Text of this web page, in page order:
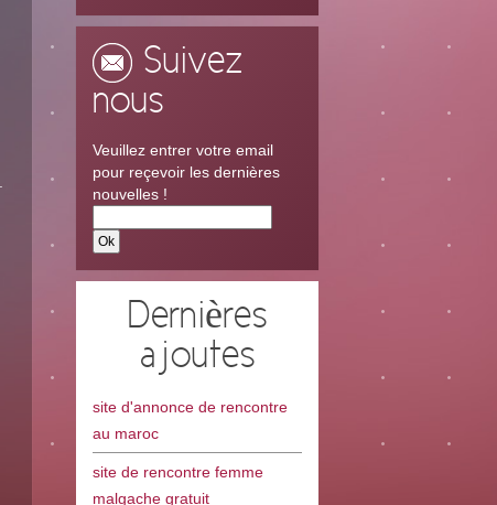
Suivez
nous
Veuillez entrer votre email
pour reçevoir les dernières
nouvelles !
Dernières
ajoutes
site d'annonce de rencontre
au maroc
site de rencontre femme
malgache gratuit